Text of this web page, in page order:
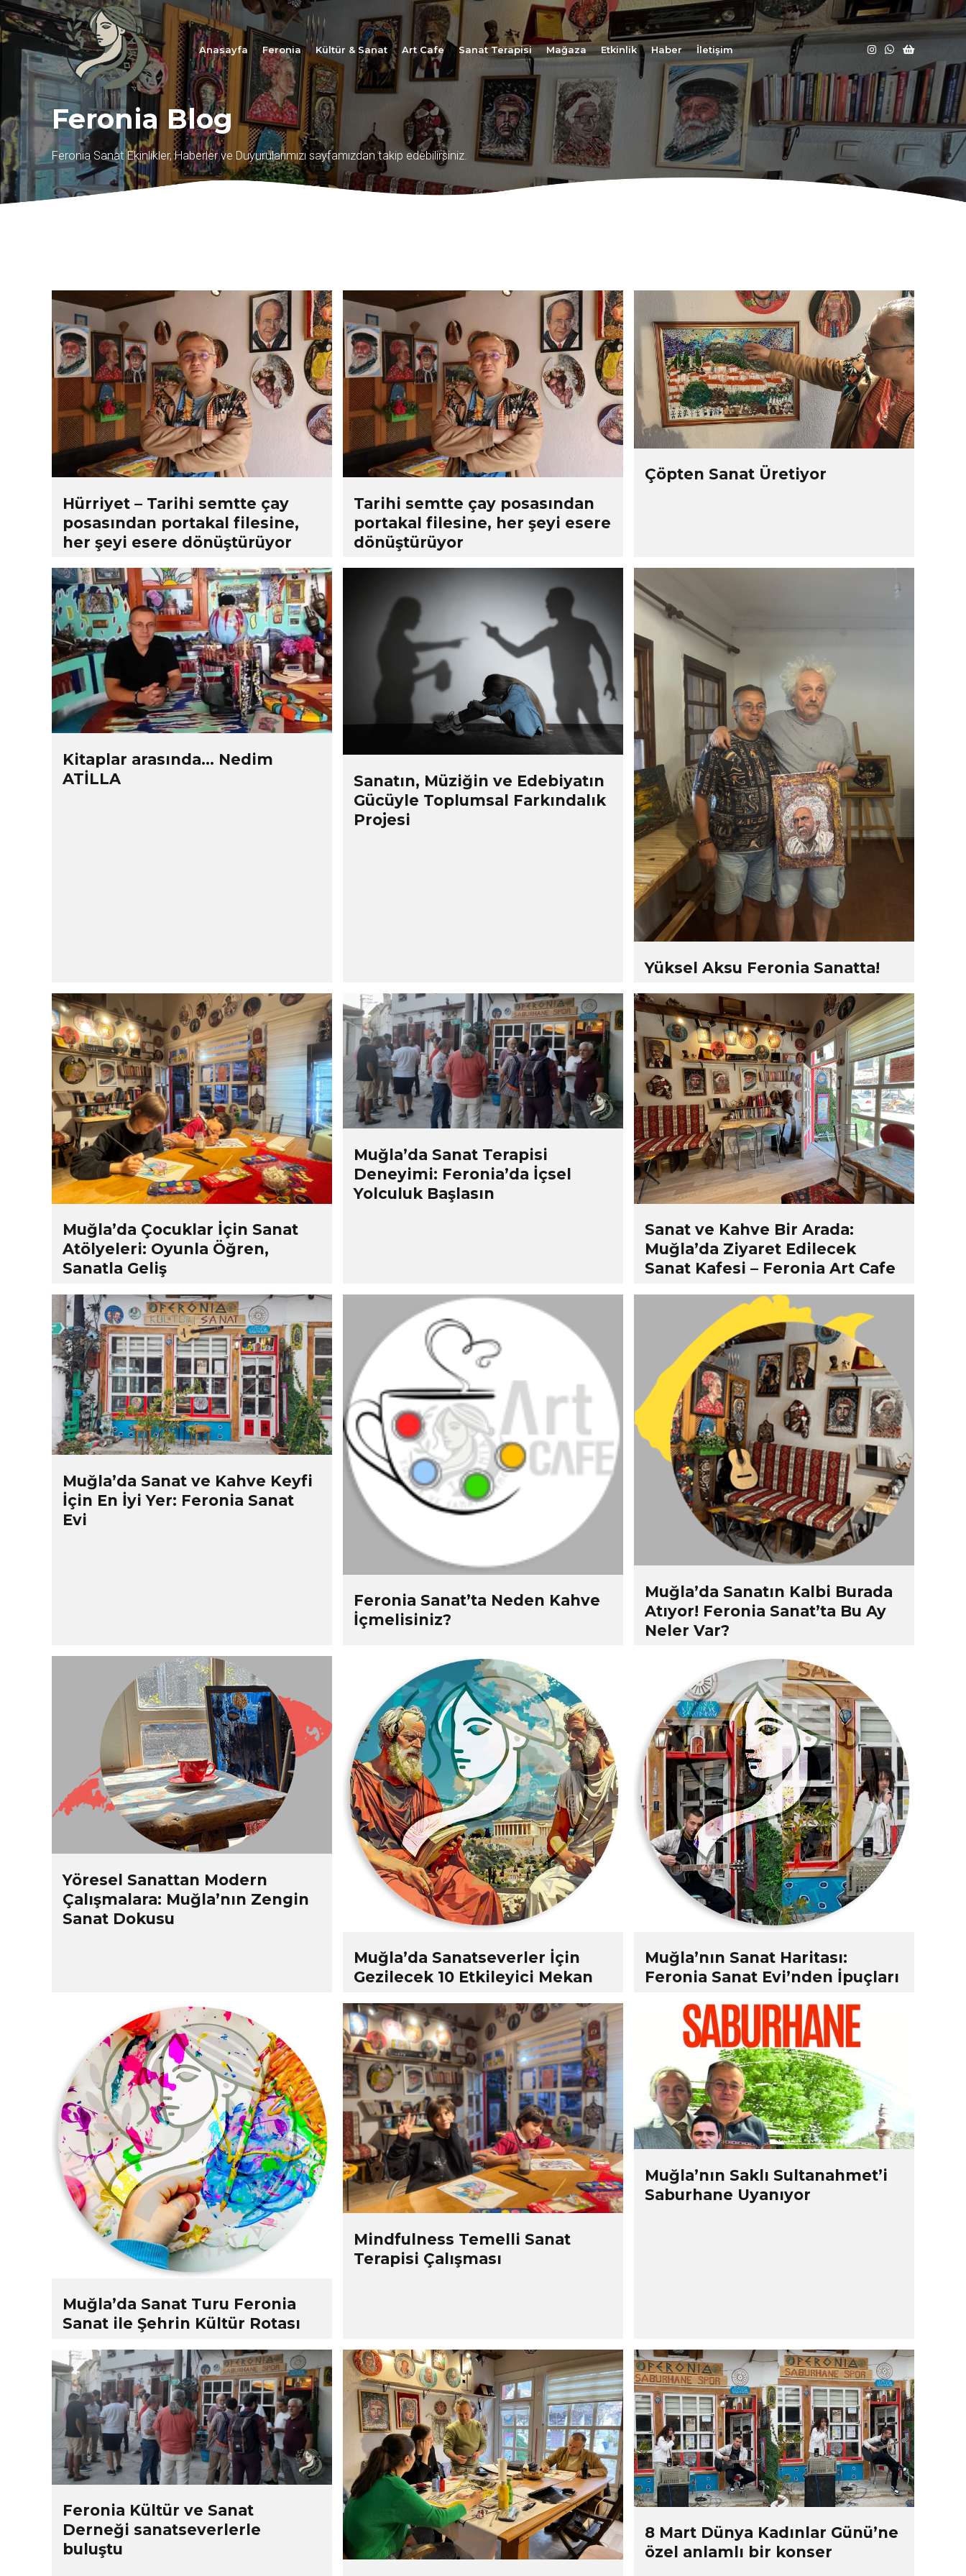
Anasayfa Feronia Kültür & Sanat Art Cafe Sanat Terapisi Mağaza Etkinlik Haber İletişim
Feronia Blog
Feronia Sanat Ekinlikler, Haberler ve Duyurularımızı sayfamızdan takip edebilirsiniz.
Hürriyet – Tarihi semtte çay
posasından portakal filesine,
her şeyi esere dönüştürüyor
Tarihi semtte çay posasından
portakal filesine, her şeyi esere
dönüştürüyor
Çöpten Sanat Üretiyor
Kitaplar arasında… Nedim
ATİLLA
Sanatın, Müziğin ve Edebiyatın
Gücüyle Toplumsal Farkındalık
Projesi
Yüksel Aksu Feronia Sanatta!
Muğla’da Çocuklar İçin Sanat
Atölyeleri: Oyunla Öğren,
Sanatla Geliş
Muğla’da Sanat Terapisi
Deneyimi: Feronia’da İçsel
Yolculuk Başlasın
Sanat ve Kahve Bir Arada:
Muğla’da Ziyaret Edilecek
Sanat Kafesi – Feronia Art Cafe
Muğla’da Sanat ve Kahve Keyfi
İçin En İyi Yer: Feronia Sanat
Evi
Feronia Sanat’ta Neden Kahve
İçmelisiniz?
Muğla’da Sanatın Kalbi Burada
Atıyor! Feronia Sanat’ta Bu Ay
Neler Var?
Yöresel Sanattan Modern
Çalışmalara: Muğla’nın Zengin
Sanat Dokusu
Muğla’da Sanatseverler İçin
Gezilecek 10 Etkileyici Mekan
Muğla’nın Sanat Haritası:
Feronia Sanat Evi’nden İpuçları
Muğla’da Sanat Turu Feronia
Sanat ile Şehrin Kültür Rotası
Mindfulness Temelli Sanat
Terapisi Çalışması
Muğla’nın Saklı Sultanahmet’i
Saburhane Uyanıyor
Feronia Kültür ve Sanat
Derneği sanatseverlerle
buluştu
8 Mart Dünya Kadınlar Günü’ne
özel anlamlı bir konser